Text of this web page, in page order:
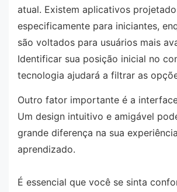
atual. Existem aplicativos
especificamente para iniciantes,
são voltados para usuários mais
Identificar sua posição inicial no
tecnologia ajudará a filtrar as
Outro fator importante é a
Um design intuitivo e amigável
grande diferença na sua
aprendizado.
É essencial que você se sinta